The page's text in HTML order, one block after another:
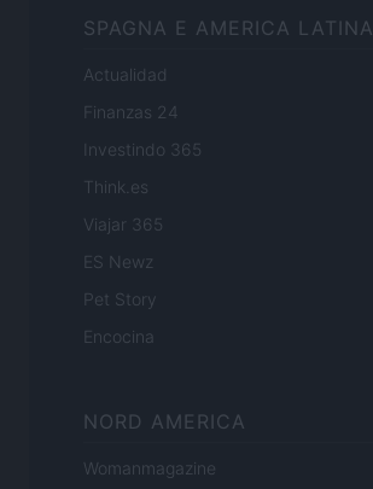
SPAGNA E AMERICA LATINA
Actualidad
Finanzas 24
Investindo 365
Think.es
Viajar 365
ES Newz
Pet Story
Encocina
NORD AMERICA
Womanmagazine